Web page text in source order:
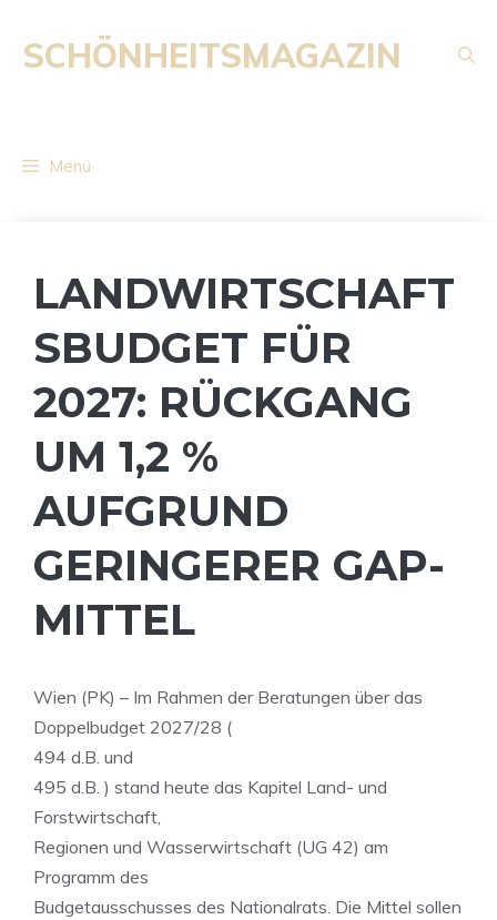
Inhalt
springen
SCHÖNHEITSMAGAZIN
Menü
LANDWIRTSCHAFT
SBUDGET FÜR
2027: RÜCKGANG
UM 1,2 %
AUFGRUND
GERINGERER GAP-
MITTEL
Wien (PK) – Im Rahmen der Beratungen über das
Doppelbudget 2027/28 (
494 d.B. und
495 d.B. ) stand heute das Kapitel Land- und
Forstwirtschaft,
Regionen und Wasserwirtschaft (UG 42) am
Programm des
Budgetausschusses des Nationalrats. Die Mittel sollen